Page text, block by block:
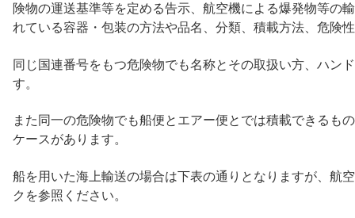
険物の運送基準等を定める告示、航空機による爆発物等の
れている容器・包装の方法や品名、分類、積載方法、危険
同じ国連番号をもつ危険物でも名称とその取扱い方、ハン
す。
また同一の危険物でも船便とエアー便とでは積載できるも
ケースがあります。
船を用いた海上輸送の場合は下表の通りとなりますが、航
クを参照ください。